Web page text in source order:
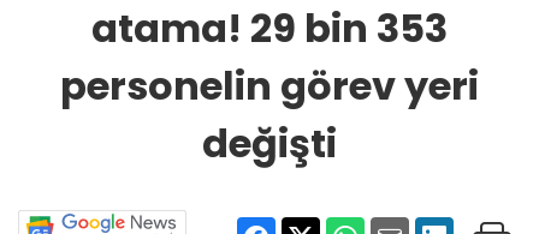
görev yeri
değişti
atama! 29 bin 353
personelin görev yeri
değişti